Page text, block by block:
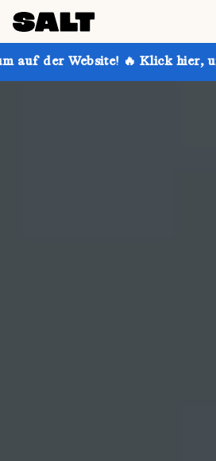
Klick hier, um mehr zu erfahren